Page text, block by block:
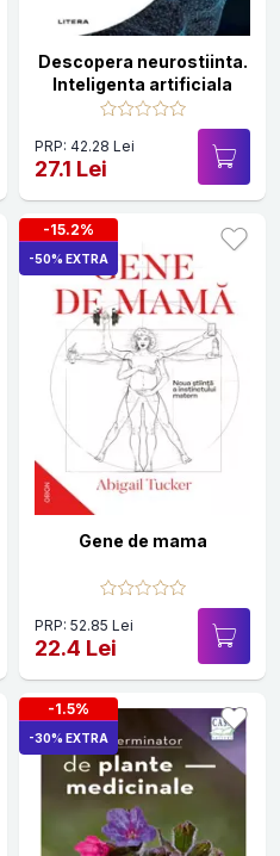
Descopera neurostiinta.
Inteligenta artificiala
PRP: 42.28 Lei
27.1 Lei
-15.2%
-50% EXTRA
Gene de mama
PRP: 52.85 Lei
22.4 Lei
-1.5%
-30% EXTRA